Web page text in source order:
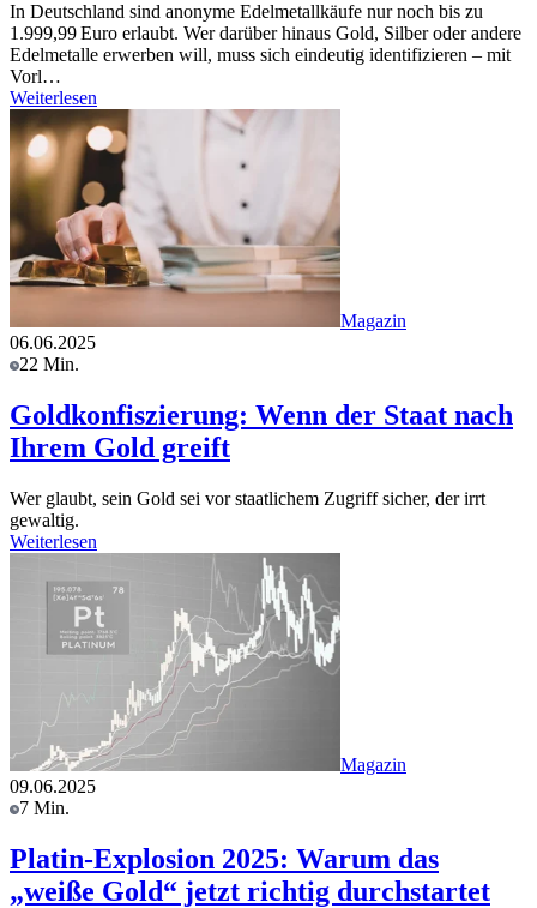
In Deutschland sind anonyme Edelmetallkäufe nur noch bis zu
1.999,99 Euro erlaubt. Wer darüber hinaus Gold, Silber oder andere
Edelmetalle erwerben will, muss sich eindeutig identifizieren – mit
Vorl…
Weiterlesen
Magazin
06.06.2025
22 Min.
Goldkonfiszierung: Wenn der Staat nach
Ihrem Gold greift
Wer glaubt, sein Gold sei vor staatlichem Zugriff sicher, der irrt
gewaltig.
Weiterlesen
Magazin
09.06.2025
7 Min.
Platin-Explosion 2025: Warum das
„weiße Gold“ jetzt richtig durchstartet